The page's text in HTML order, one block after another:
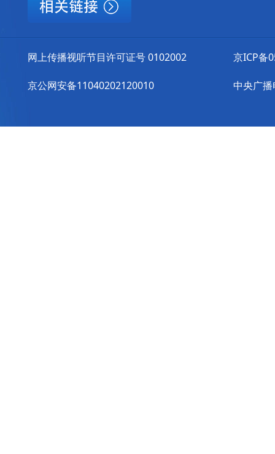
网上传播视听节目许可证号 0102002
京公网安备11040202120010
京ICP备
中央广